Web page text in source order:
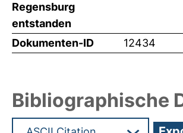
Regensburg
entstanden
Dokumenten-ID 12434
Bibliographische